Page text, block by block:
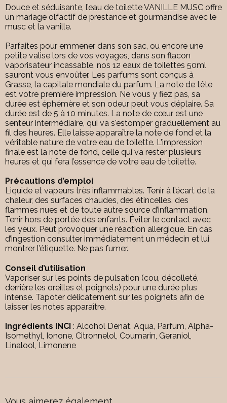
Douce et séduisante, l’eau de toilette VANILLE MUSC offre
un mariage olfactif de prestance et gourmandise avec le
musc et la vanille.
Parfaites pour emmener dans son sac, ou encore une
petite valise lors de vos voyages, dans son flacon
vaporisateur incassable, nos 12 eaux de toilettes 50ml
sauront vous envoûter. Les parfums sont conçus à
Grasse, la capitale mondiale du parfum. La note de tête
est votre première impression. Ne vous y fiez pas, sa
durée est éphémère et son odeur peut vous déplaire. Sa
durée est de 5 à 10 minutes. La note de cœur est une
senteur intermédiaire, qui va s'estomper graduellement au
fil des heures. Elle laisse apparaître la note de fond et la
véritable nature de votre eau de toilette. L'impression
finale est la note de fond, celle qui va rester plusieurs
heures et qui fera l’essence de votre eau de toilette.
Précautions d’emploi
Liquide et vapeurs très inflammables. Tenir à l’écart de la
chaleur, des surfaces chaudes, des étincelles, des
flammes nues et de toute autre source d’inflammation.
Tenir hors de portée des enfants. Éviter le contact avec
les yeux. Peut provoquer une réaction allergique. En cas
d’ingestion consulter immédiatement un médecin et lui
montrer l’étiquette. Ne pas fumer.
Conseil d’utilisation
Vaporiser sur les points de pulsation (cou, décolleté,
derrière les oreilles et poignets) pour une durée plus
intense. Tapoter délicatement sur les poignets afin de
laisser les notes apparaître.
Ingrédients INCI : Alcohol Denat, Aqua, Parfum, Alpha-
Isomethyl, Ionone, Citronnelol, Coumarin, Geraniol,
Linalool, Limonene